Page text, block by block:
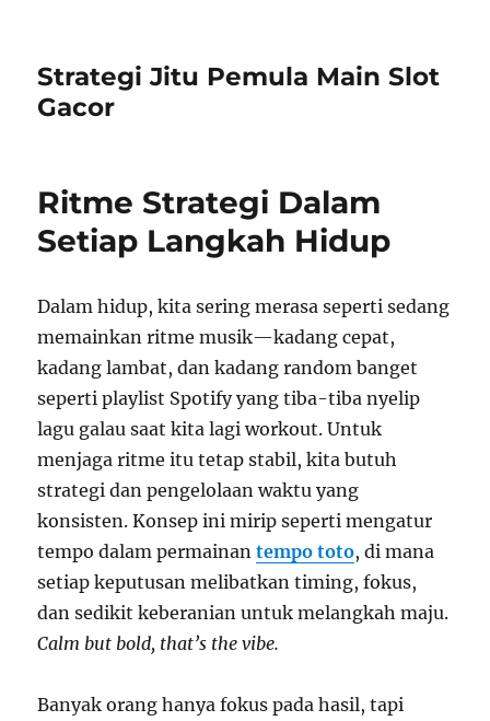
Strategi Jitu Pemula Main Slot
Gacor
Ritme Strategi Dalam
Setiap Langkah Hidup
Dalam hidup, kita sering merasa seperti sedang
memainkan ritme musik—kadang cepat,
kadang lambat, dan kadang random banget
seperti playlist Spotify yang tiba-tiba nyelip
lagu galau saat kita lagi workout. Untuk
menjaga ritme itu tetap stabil, kita butuh
strategi dan pengelolaan waktu yang
konsisten. Konsep ini mirip seperti mengatur
tempo dalam permainantempo toto, di mana
setiap keputusan melibatkan timing, fokus,
dan sedikit keberanian untuk melangkah maju.
Calm but bold, that’s the vibe.
Banyak orang hanya fokus pada hasil, tapi